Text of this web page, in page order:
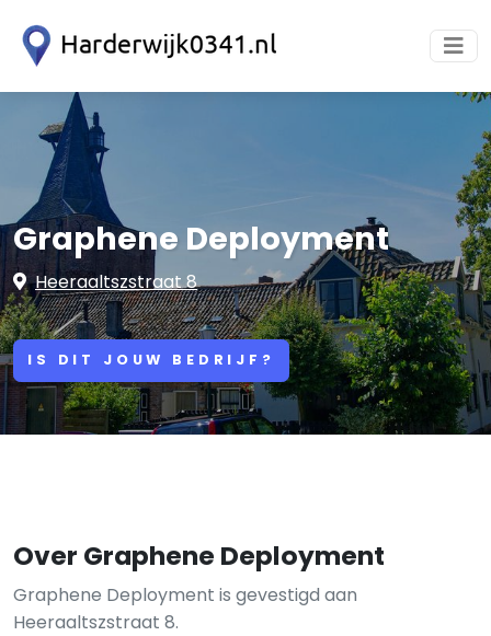
Graphene Deployment
Heeraaltszstraat 8
IS DIT JOUW BEDRIJF?
Over Graphene Deployment
Graphene Deployment is gevestigd aan
Heeraaltszstraat 8.